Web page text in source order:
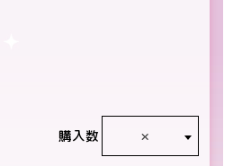
購入数 ×